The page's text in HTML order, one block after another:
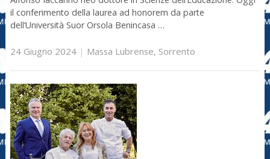
il conferimento della laurea ad honorem da parte
dell’Università Suor Orsola Benincasa …
24 Giugno 2024| Massa Lubrense, Sorrento